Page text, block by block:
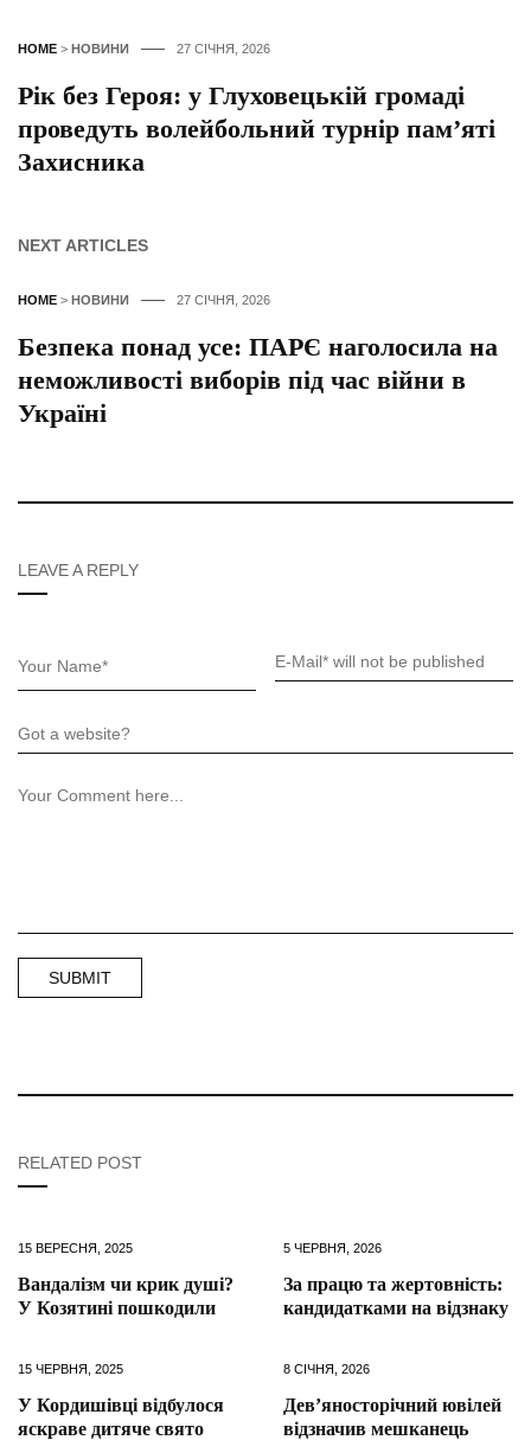
HOME > НОВИНИ 27 СІЧНЯ, 2026
Рік без Героя: у Глуховецькій громаді
проведуть волейбольний турнір пам’яті
Захисника
NEXT ARTICLES
HOME > НОВИНИ 27 СІЧНЯ, 2026
Безпека понад усе: ПАРЄ наголосила на
неможливості виборів під час війни в
Україні
LEAVE A REPLY
RELATED POST
15 ВЕРЕСНЯ, 2025
Вандалізм чи крик душі?
У Козятині пошкодили
5 ЧЕРВНЯ, 2026
За працю та жертовність:
кандидатками на відзнаку
15 ЧЕРВНЯ, 2025
У Кордишівці відбулося
яскраве дитяче свято
8 СІЧНЯ, 2026
Дев’яносторічний ювілей
відзначив мешканець